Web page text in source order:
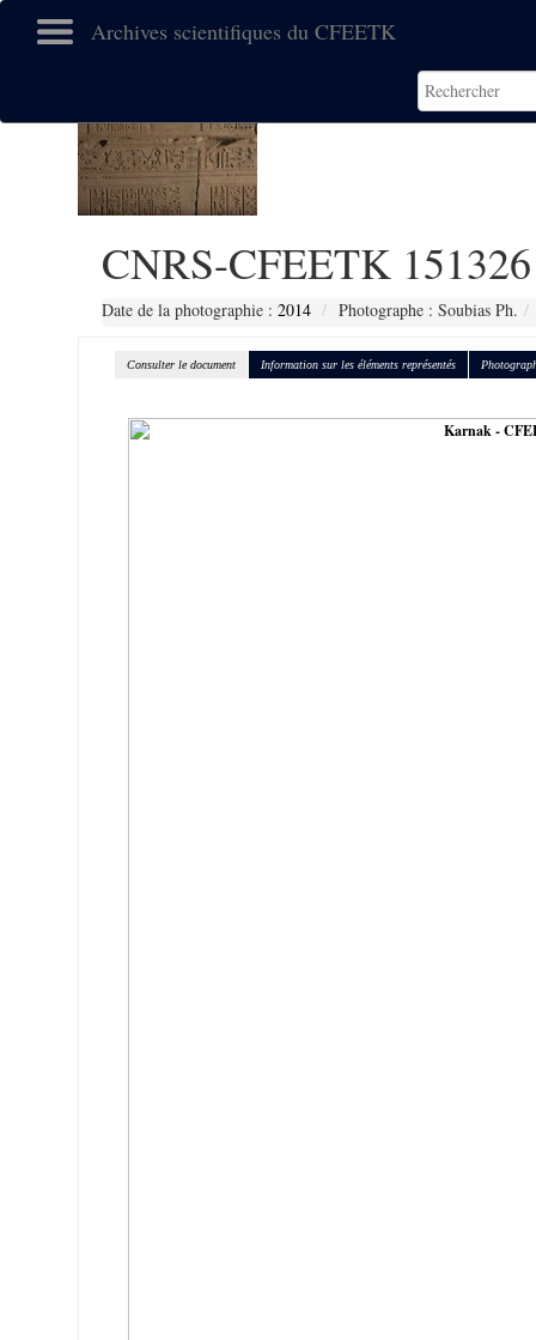
Archives scientifiques du CFEETK
CNRS-CFEETK 151326
Date de la photographie : 2014 Photographe : Soubias Ph.
Consulter le document Information sur les éléments représentés